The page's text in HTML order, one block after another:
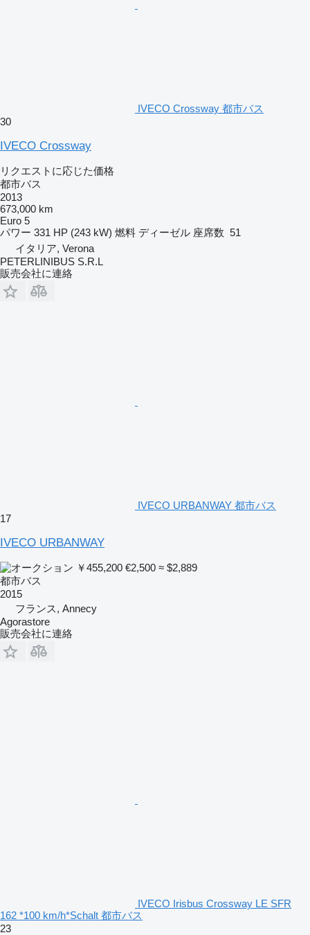
IVECO Crossway 都市バス
30
IVECO Crossway
リクエストに応じた価格
都市バス
2013
673,000 km
Euro 5
パワー 331 HP (243 kW) 燃料 ディーゼル 座席数 51
イタリア, Verona
PETERLINIBUS S.R.L
販売会社に連絡
IVECO URBANWAY 都市バス
17
IVECO URBANWAY
￥455,200 €2,500 ≈ $2,889
都市バス
2015
フランス, Annecy
Agorastore
販売会社に連絡
IVECO Irisbus Crossway LE SFR
162 *100 km/h*Schalt 都市バス
23